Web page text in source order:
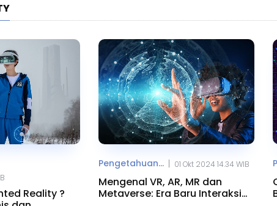
Reality ?
Pengetahuan... | 01 Okt 2024 14.34 WIB
Mengenal VR, AR, MR dan
Metaverse: Era Baru Interaksi